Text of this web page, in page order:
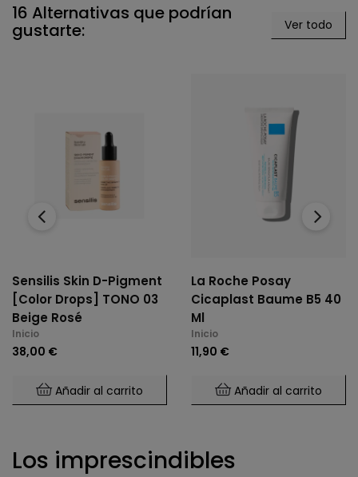
16 Alternativas que podrían
gustarte: Ver todo
Sensilis Skin D-Pigment
[Color Drops] TONO 03
Beige Rosé
Inicio
38,00 €
Añadir al carrito
La Roche Posay
Cicaplast Baume B5 40
Ml
Inicio
11,90 €
Añadir al carrito
‹ ›
Los imprescindibles